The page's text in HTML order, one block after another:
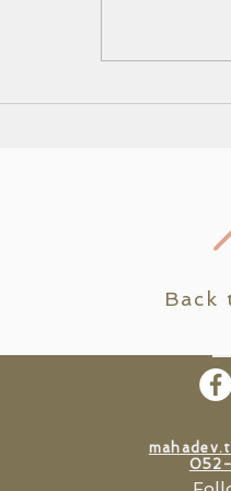
Обрати своё
052-
Back